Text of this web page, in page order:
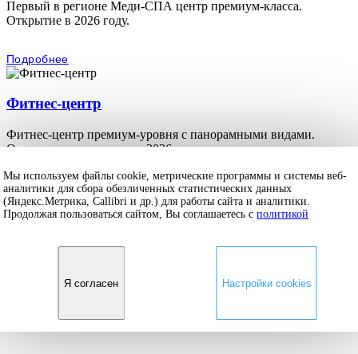
Первый в регионе Меди-СПА центр премиум-класса.
Открытие в 2026 году.
Подробнее
Фитнес-центр
Фитнес-центр премиум-уровня с панорамными видами.
Открытие планируется в 2026 году.
Подробнее
© 2026. Апарт-отель «RODINA Владивосток 5* »
Мы используем файлы cookie, метрические программы и системы веб-
аналитики для сбора обезличенных статистических данных
(Яндекс.Метрика, Callibri и др.) для работы сайта и аналитики.
Продолжая пользоваться сайтом, Вы соглашаетесь сполитикой
Я согласен Настройки cookies